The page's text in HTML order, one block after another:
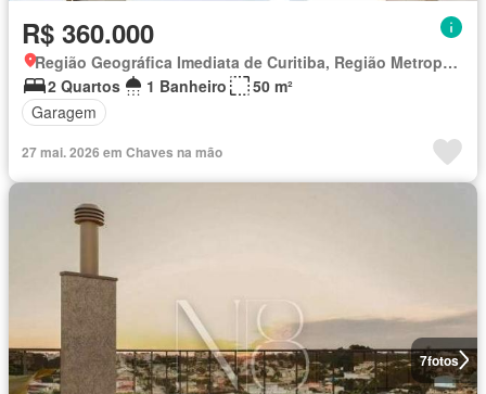
R$ 360.000
Região Geográfica Imediata de Curitiba, Região Metropolitana de Curitiba
2 Quartos
1 Banheiro
50 m²
Garagem
27 mai. 2026 em Chaves na mão
7fotos